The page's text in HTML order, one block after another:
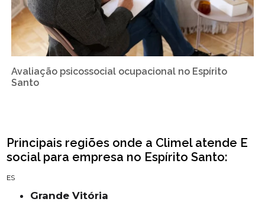
Avaliação psicossocial ocupacional​ no Espírito
Santo
Principais regiões onde a Climel atende E
social para empresa no Espírito Santo:
ES
Grande Vitória